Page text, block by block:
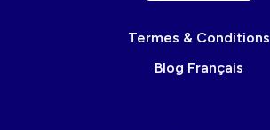
Termes & Conditions
Blog Français